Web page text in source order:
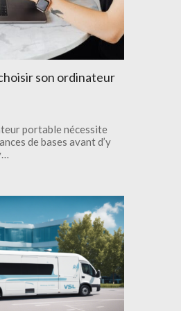
son ordinateur
portable nécessite
de bases avant d’y